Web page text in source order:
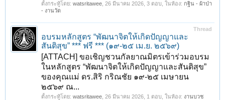
ตั้งกระทู้โดย: watsritawee 26 มีนาคม 2026 , 3 ตอบ, ในห้อง: กฐิน - ผ้าป่า
- งานวัด
Thread
อบรมหลักสูตร “พัฒนาจิตให้เกิดปัญญาและ
สันติสุข” *** ฟรี *** (๑๙-๒๕ เม.ย. ๒๕๖๙)
[ATTACH] ขอเชิญชวนกัลยาณมิตรเข้าร่วมอบรม
ในหลักสูตร “พัฒนาจิตให้เกิดปัญญาและสันติสุข”
ของคุณแม่ ดร.สิริ กริณชัย ๑๙-๒๕ เมษายน
๒๕๖๙ ณ...
ตั้งกระทู้โดย: watsritawee 26 มีนาคม 2026 , 1 ตอบ, ในห้อง: งานบวช